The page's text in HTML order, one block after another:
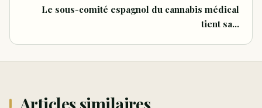
Le sous-comité espagnol du cannabis médical
tient sa…
Articles similaires